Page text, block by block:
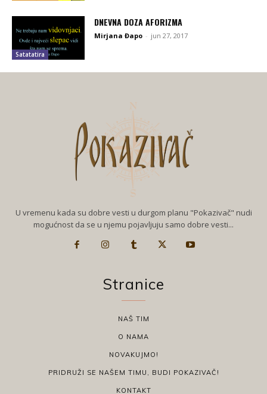
Satatatira
DNEVNA DOZA AFORIZMA
Mirjana Đapo - jun 27, 2017
U vremenu kada su dobre vesti u durgom planu "Pokazivač" nudi
mogućnost da se u njemu pojavljuju samo dobre vesti...
Stranice
NAŠ TIM
O NAMA
NOVAKUJMO!
PRIDRUŽI SE NAŠEM TIMU, BUDI POKAZIVAČ!
KONTAKT